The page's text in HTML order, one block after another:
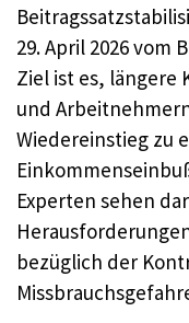
29. April 2026 vom
Ziel ist es, längere
und
Wiedereinstieg zu
Experten sehen
bezüglich der